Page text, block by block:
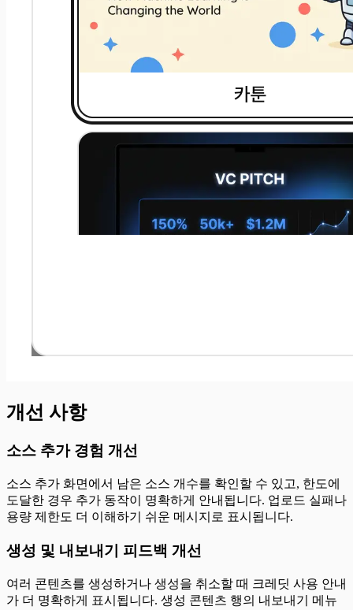
개선 사항
소스 추가 경험 개선
소스 추가 화면에서 남은 소스 개수를 확인할 수 있고, 한도에
도달한 경우 추가 동작이 명확하게 안내됩니다. 업로드 실패나
용량 제한도 더 이해하기 쉬운 메시지로 표시됩니다.
생성 및 내보내기 피드백 개선
여러 콘텐츠를 생성하거나 생성을 취소할 때 크레딧 사용 안내
가 더 명확하게 표시됩니다. 생성 콘텐츠 행의 내보내기 메뉴